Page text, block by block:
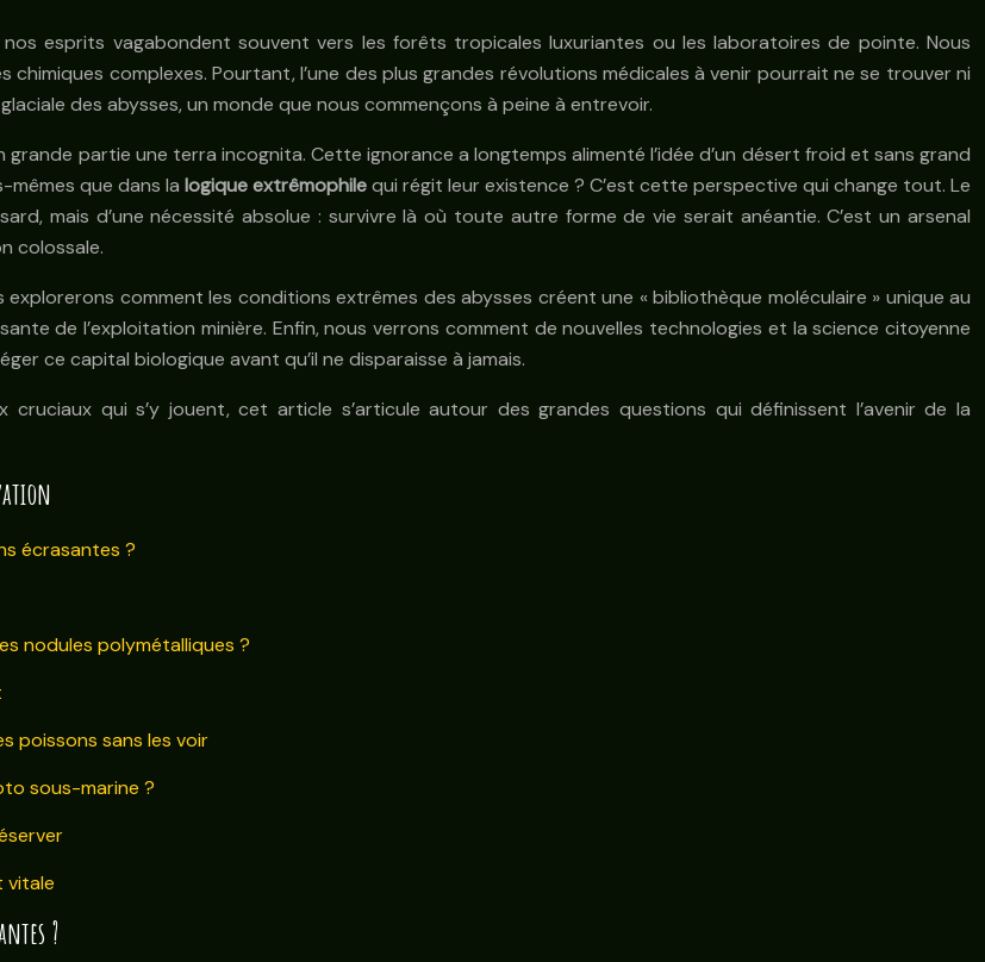
esprits vagabondent souvent vers les forêts tropicales luxuriantes ou les laboratoires de pointe. Nous
complexes. Pourtant, l’une des plus grandes révolutions médicales à venir pourrait ne se trouver ni
des abysses, un monde que nous commençons à peine à entrevoir.
partie une terra incognita. Cette ignorance a longtemps alimenté l’idée d’un désert froid et sans grand
mêmes que dans la logique extrêmophilequi régit leur existence ? C’est cette perspective qui change tout. Le
mais d’une nécessité absolue : survivre là où toute autre forme de vie serait anéantie. C’est un arsenal
colossale.
comment les conditions extrêmes des abysses créent une « bibliothèque moléculaire » unique au
de l’exploitation minière. Enfin, nous verrons comment de nouvelles technologies et la science citoyenne
ce capital biologique avant qu’il ne disparaisse à jamais.
qui s’y jouent, cet article s’articule autour des grandes questions qui définissent l’avenir de la
écrasantes ?
nodules polymétalliques ?
poissons sans les voir
sous-marine ?
vitale
?